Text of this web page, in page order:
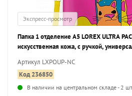
Экспресс-просмотр
Папка 1 отделение А5 LOREX ULTRA
искусственная кожа, с ручкой,
Артикул LXPOUP-NC
Код 236850
В наличии на центральном складе - 2